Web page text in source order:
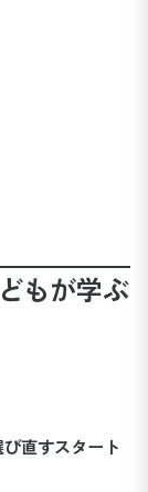
もが学ぶ
直すスタート